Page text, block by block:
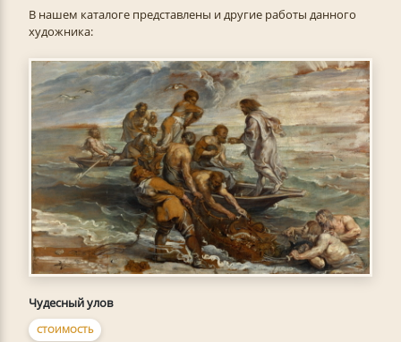
В нашем каталоге представлены и другие работы данного
художника:
Чудесный улов
СТОИМОСТЬ